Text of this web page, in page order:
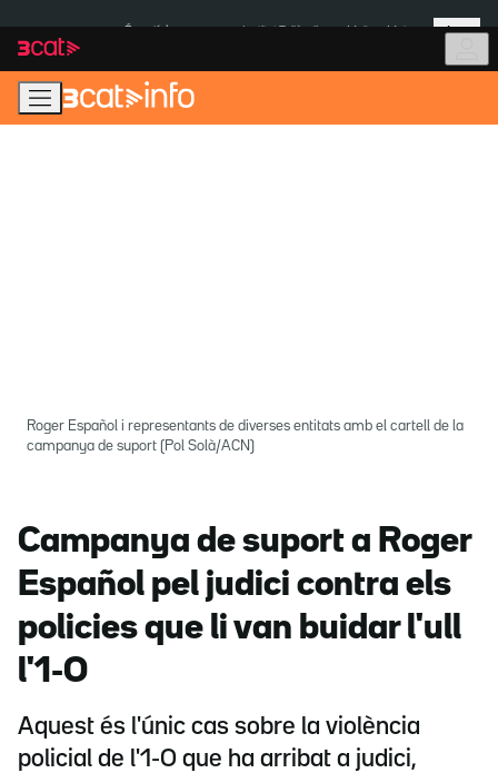
navegació
principal
contingut
Més
Roger Español i representants de diverses entitats amb el cartell de la
campanya de suport (Pol Solà/ACN)
Campanya de suport a Roger
Español pel judici contra els
policies que li van buidar l'ull
l'1-O
Aquest és l'únic cas sobre la violència
policial de l'1-O que ha arribat a judici,